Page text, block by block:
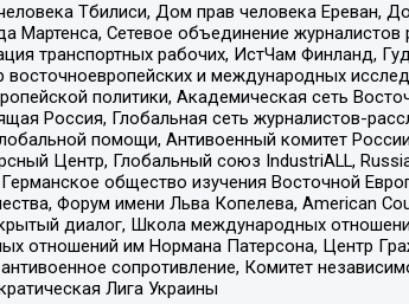
Тбилиси, Дом прав человека Ереван,
Мартенса, Сетевое объединение
транспортных рабочих, ИстЧам Финланд,
восточноевропейских и международных
политики, Академическая сеть
Россия, Глобальная сеть журналистов-
помощи, Антивоенный комитет
Центр, Глобальный союз IndustriALL,
общество изучения Восточной
Форум имени Льва Копелева, American
диалог, Школа международных
отношений им Нормана Патерсона, Центр
сопротивление, Комитет
Лига Украины